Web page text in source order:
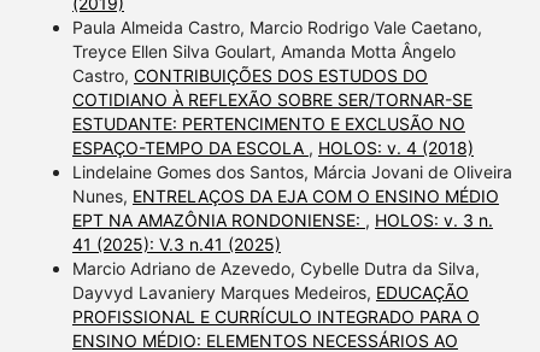
Paula Almeida Castro, Marcio Rodrigo Vale Caetano,
Treyce Ellen Silva Goulart, Amanda Motta Ângelo
Castro, CONTRIBUIÇÕES DOS ESTUDOS DO
COTIDIANO À REFLEXÃO SOBRE SER/TORNAR-SE
ESTUDANTE: PERTENCIMENTO E EXCLUSÃO NO
ESPAÇO-TEMPO DA ESCOLA , HOLOS: v. 4 (2018)
Lindelaine Gomes dos Santos, Márcia Jovani de Oliveira
Nunes, ENTRELAÇOS DA EJA COM O ENSINO MÉDIO
EPT NA AMAZÔNIA RONDONIENSE: , HOLOS: v. 3 n.
41 (2025): V.3 n.41 (2025)
Marcio Adriano de Azevedo, Cybelle Dutra da Silva,
Dayvyd Lavaniery Marques Medeiros, EDUCAÇÃO
PROFISSIONAL E CURRÍCULO INTEGRADO PARA O
ENSINO MÉDIO: ELEMENTOS NECESSÁRIOS AO